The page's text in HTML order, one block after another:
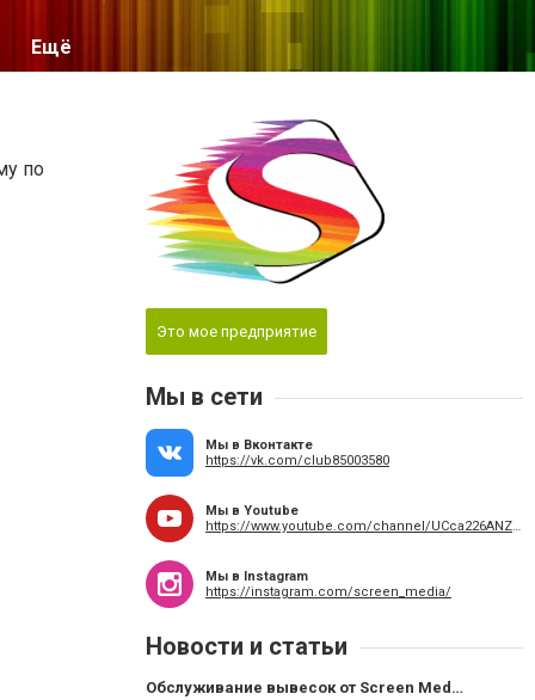
Ещё
по
Это мое предприятие
Мы в сети
Мы в Вконтакте
https://vk.com/club85003580
Мы в Youtube
https://www.youtube.com/channel/UCca226ANZ8yTi7iH8BsifAA
Мы в Instagram
https://instagram.com/screen_media/
Новости и статьи
Обслуживание вывесок от Screen Media